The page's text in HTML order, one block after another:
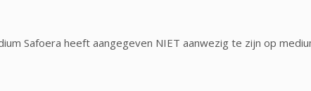
Safoera heeft aangegeven NIET aanwezig te zijn op